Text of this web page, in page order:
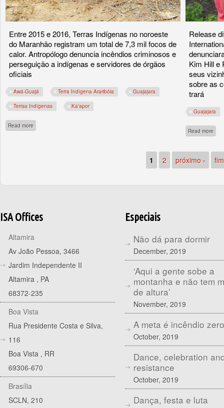
Entre 2015 e 2016, Terras Indígenas no noroeste
do Maranhão registram um total de 7,3 mil focos de
calor. Antropólogo denuncia incêndios criminosos e
perseguição a indígenas e servidores de órgãos
oficiais
Awá-Guajá Terra Indígena Araribóia Guajajara
Terras Indígenas Ka'apor
Read more
Release
Kim Hill e
seus
sobre as
trará
Guajajara
Read more
1 2 próximo ›
ISA Offices
Altamira
Av João Pessoa, 3466
Jardim Independente II
Altamira , PA
68372-235
Boa Vista
Rua Presidente Costa e Silva,
116
Boa Vista , RR
69306-670
Brasília
SCLN, 210
Especiais
Não dá para dormir
December, 2019
‘Aqui a gente sobe a
montanha e não tem
de altura’
November, 2019
A meta é incêndio zero
October, 2019
Dance, celebration
resistance
October, 2019
Dança, festa e luta